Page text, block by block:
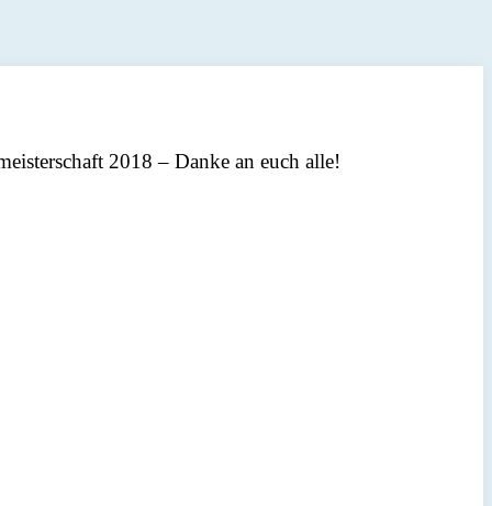
2018 – Danke an euch alle!